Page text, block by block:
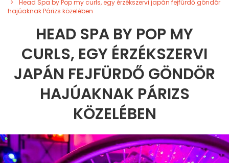
Head Spa by Pop my curls, egy érzékszervi japán fejfürdő göndör
hajúaknak Párizs közelében
HEAD SPA BY POP MY
CURLS, EGY ÉRZÉKSZERVI
JAPÁN FEJFÜRDŐ GÖNDÖR
HAJÚAKNAK PÁRIZS
KÖZELÉBEN